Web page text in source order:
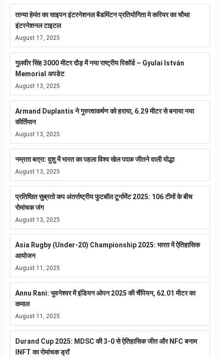
तान्या हेमंत का साइपन इंटरनेशनल बैडमिंटन प्रतियोगिता मे करियर का चौथा
इंटरनेशनल टाइटल
August 17, 2025
गुलवीर सिंह 3000 मीटर दौड़ में नया राष्ट्रीय रिकॉर्ड – Gyulai István
Memorial अपडेट
August 13, 2025
Armand Duplantis ने गुरुत्वाकर्षण को हराया, 6.29 मीटर से बनाया नया
कीर्तिमान
August 13, 2025
नम्रता बत्रा: वुशु में भारत का पहला विश्व खेल पदक जीतने वाली योद्धा
August 13, 2025
प्रतिष्ठित सुब्रतो कप अंतर्राष्ट्रीय फुटबॉल टूर्नामेंट 2025: 106 टीमों के बीच
रोमांचक जंग
August 13, 2025
Asia Rugby (Under-20) Championship 2025: भारत में ऐतिहासिक
आयोजन
August 11, 2025
Annu Rani: भुवनेश्वर में इंडियन ओपन 2025 की चैंपियन, 62.01 मीटर का
कमाल
August 11, 2025
Durand Cup 2025: MDSC की 3-0 से ऐतिहासिक जीत और NFC बनाम
INFT का रोमांचक ड्रॉ